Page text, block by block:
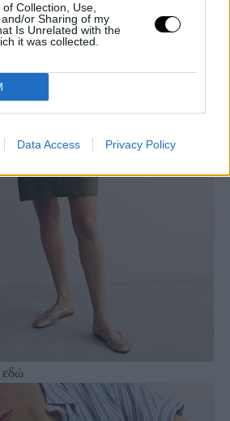
Collection, Use,
or Sharing of my
Is Unrelated with the
it was collected.
Data Access Privacy Policy
εδώ